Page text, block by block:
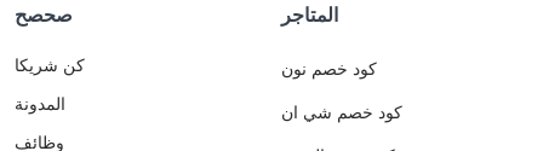
صحصح
كن شريكا
المدونة
وظائف
المتاجر
كود خصم نون
كود خصم شي ان